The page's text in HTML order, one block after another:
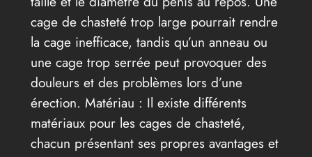
cage de chasteté trop large pourrait rendre
la cage inefficace, tandis qu’un anneau ou
une cage trop serrée peut provoquer des
douleurs et des problèmes lors d’une
érection. Matériau : Il existe différents
matériaux pour les cages de chasteté,
chacun présentant ses propres avantages et